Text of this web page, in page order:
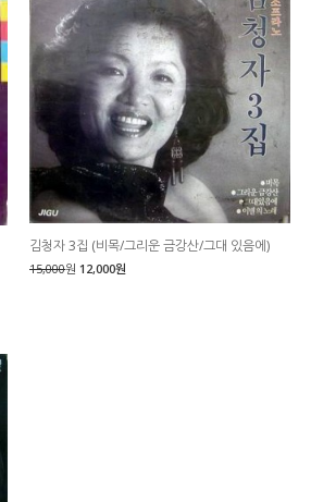
김청자 3집 (비목/그리운 금강산/그대 있음에)
15,000원 12,000원